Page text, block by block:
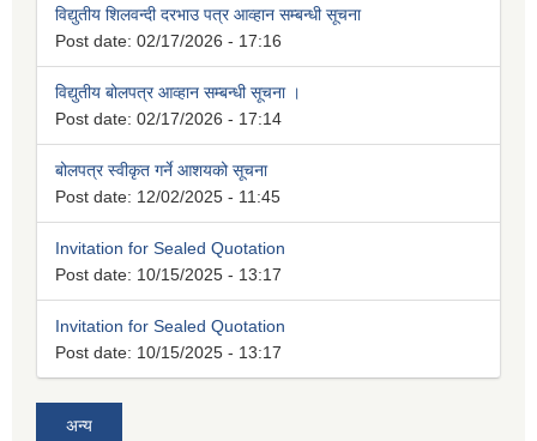
विद्युतीय शिलवन्दी दरभाउ पत्र आव्हान सम्बन्धी सूचना
Post date: 02/17/2026 - 17:16
विद्युतीय बोलपत्र आव्हान सम्बन्धी सूचना ।
Post date: 02/17/2026 - 17:14
बोलपत्र स्वीकृत गर्ने आशयको सूचना
Post date: 12/02/2025 - 11:45
Invitation for Sealed Quotation
Post date: 10/15/2025 - 13:17
Invitation for Sealed Quotation
Post date: 10/15/2025 - 13:17
अन्य